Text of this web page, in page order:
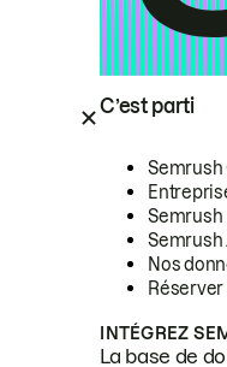
C’est parti
Semrush
Semrush
Semrush
Nos
INTÉGREZ
La base de